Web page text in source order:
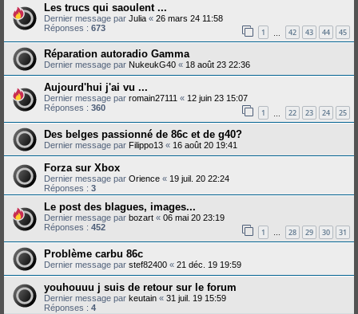
Les trucs qui saoulent ...
Dernier message par Julia « 26 mars 24 11:58
Réponses : 673 1 42 43 44 45
Réparation autoradio Gamma
Dernier message par NukeukG40 « 18 août 23 22:36
Aujourd'hui j'ai vu ...
Dernier message par romain27111 « 12 juin 23 15:07
Réponses : 360 1 22 23 24 25
Des belges passionné de 86c et de g40?
Dernier message par Filippo13 « 16 août 20 19:41
Forza sur Xbox
Dernier message par Orience « 19 juil. 20 22:24
Réponses : 3
Le post des blagues, images...
Dernier message par bozart « 06 mai 20 23:19
Réponses : 452 1 … 28 29 30 31
Problème carbu 86c
Dernier message par stef82400 « 21 déc. 19 19:59
youhouuu j suis de retour sur le forum
Dernier message par keutain « 31 juil. 19 15:59
Réponses : 4